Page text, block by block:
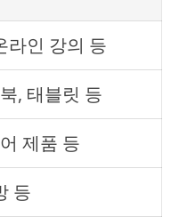
라인 강의 등
, 태블릿 등
제품 등
등